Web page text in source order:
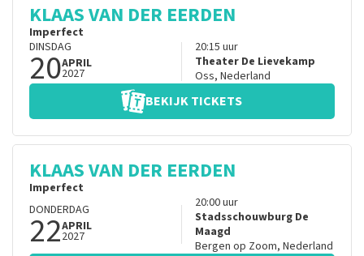
KLAAS VAN DER EERDEN
Imperfect
DINSDAG
20APRIL
2027
20:15 uur
Theater De Lievekamp
Oss, Nederland
BEKIJK TICKETS
KLAAS VAN DER EERDEN
Imperfect
DONDERDAG
22APRIL
2027
20:00uur
Stadsschouwburg De
Maagd
Bergen op Zoom, Nederland